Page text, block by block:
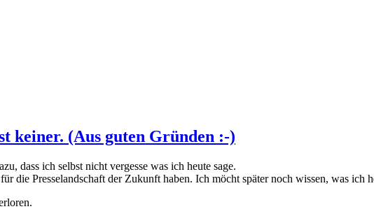
keiner. (Aus guten Gründen :-)
dass ich selbst nicht vergesse was ich heute sage.
die Presselandschaft der Zukunft haben. Ich möcht später noch wissen, was ich